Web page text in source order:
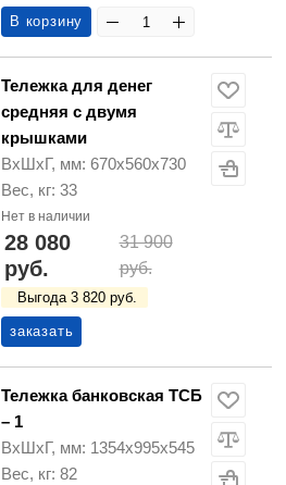
В корзину
Тележка для денег
средняя с двумя
крышками
ВхШхГ, мм: 670х560х730
Вес, кг: 33
Нет в наличии
28 080
руб.
31 900
руб.
Выгода 3 820 руб.
заказать
Тележка банковская ТСБ
– 1
ВхШхГ, мм: 1354х995х545
Вес, кг: 82